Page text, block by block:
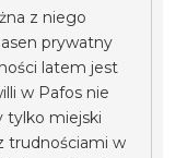
z niego
prywatny
latem jest
w Pafos nie
tylko miejski
trudnościami w